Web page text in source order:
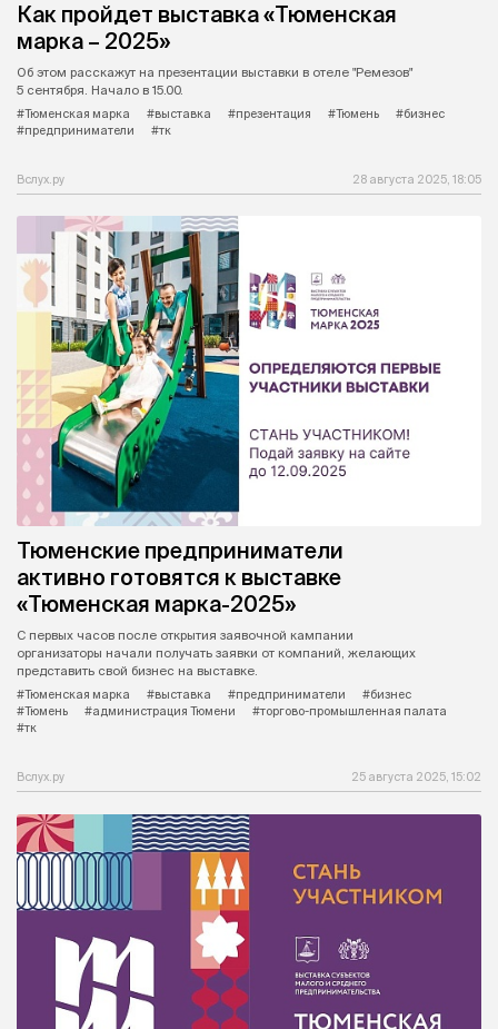
Как пройдет выставка «Тюменская
марка – 2025»
Об этом расскажут на презентации выставки в отеле "Ремезов"
5 сентября. Начало в 15.00.
#Тюменская марка
#выставка #презентация #Тюмень
#бизнес
#предприниматели
#тк
Вслух.ру 28 августа 2025, 18:05
Тюменские предприниматели
активно готовятся к выставке
«Тюменская марка-2025»
С первых часов после открытия заявочной кампании
организаторы начали получать заявки от компаний, желающих
представить свой бизнес на выставке.
#Тюменская марка
#выставка #предприниматели
#бизнес
#Тюмень
#администрация Тюмени
#торгово-промышленная палата
#тк
Вслух.ру 25 августа 2025, 15:02